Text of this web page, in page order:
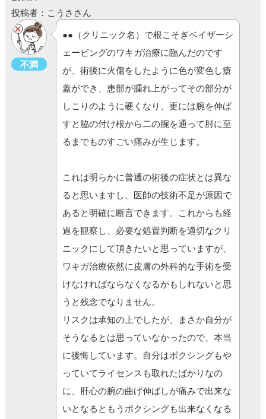
投稿者：こうささん
不満
●●（クリニック名）で根こそぎベイザーシ
ェービングのワキガ治療に臨んだのです
が、術後に火傷をしたように色が変色し瘡
蓋ができ、患部が腫れ上がってその部分が
しこりのように硬くなり、更には腕を伸ば
すと脇の付け根から二の腕を通って肘に至
るまでものすごい痛みが生じます。
これは明らかに普通の術後の症状とは異な
ると思いますし、医師の技術不足が原因で
あると明確に断言できます。これからも経
過を観察し、必要な処置判断を適切なクリ
ニックにして頂きたいと思っていますが、
ワキガ治療依然に皮膚の外科的な手術を受
けなければならなくなるかもしれないと思
うと残念でなりません。
リスクは承知の上でしたが、まさか自分が
そうなるとは思っていなかったので、本当
に後悔しています。自分はボクシングもや
っていてライセンスも取れたばかりなの
に、肝心の腕の曲げ伸ばしが痛みで出来な
いとなるともうボクシングも出来なくなる